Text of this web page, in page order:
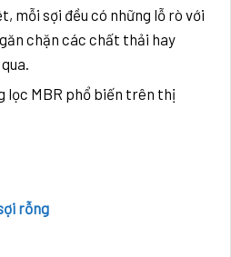
mỗi sợi đều có những lỗ rò với
chặn các chất thải hay
lọc MBR phổ biến trên thị
rỗng